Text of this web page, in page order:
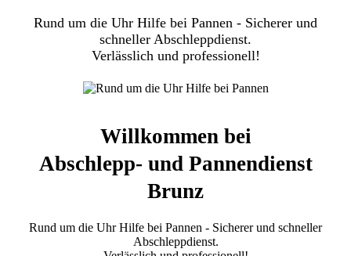
Rund um die Uhr Hilfe bei Pannen - Sicherer und
schneller Abschleppdienst.
Verlässlich und professionell!
Willkommen bei
Abschlepp- und Pannendienst
Brunz
Rund um die Uhr Hilfe bei Pannen - Sicherer und schneller
Abschleppdienst.